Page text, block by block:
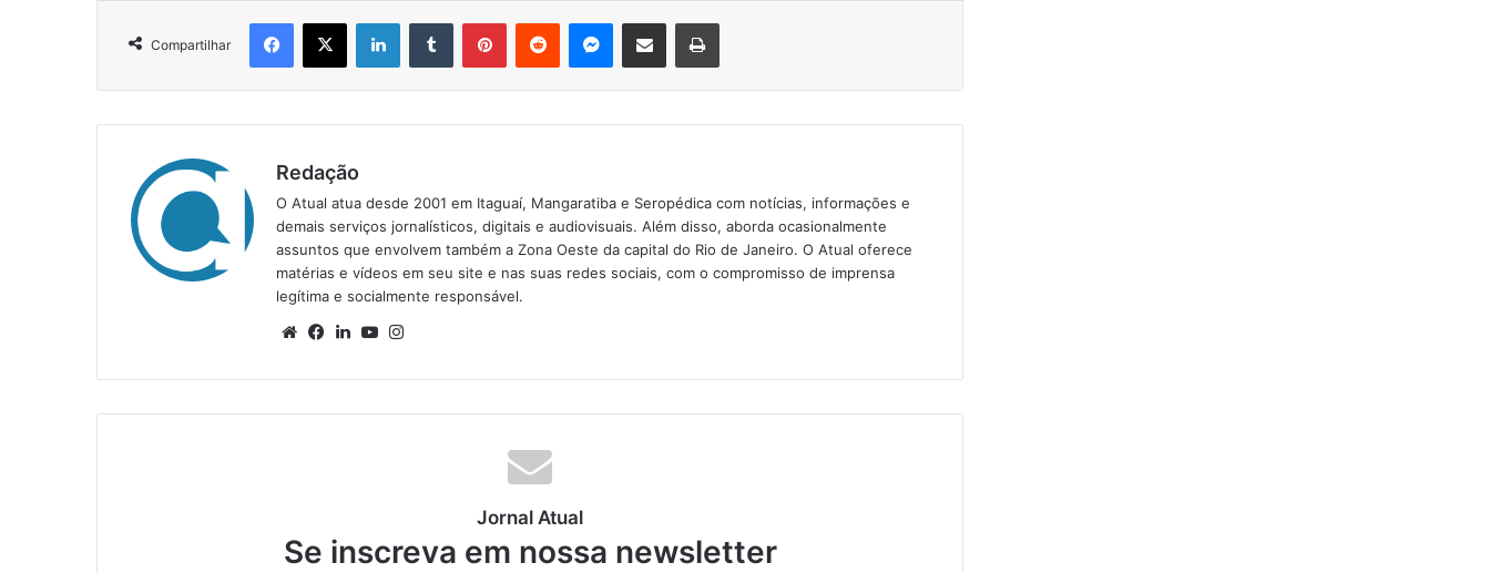
Compartilhar
Redação
O Atual atua desde 2001 em Itaguaí, Mangaratiba e Seropédica com notícias, informações e
demais serviços jornalísticos, digitais e audiovisuais. Além disso, aborda ocasionalmente
assuntos que envolvem também a Zona Oeste da capital do Rio de Janeiro. O Atual oferece
matérias e vídeos em seu site e nas suas redes sociais, com o compromisso de imprensa
legítima e socialmente responsável.
We
te
Fa
bo
ok
Lin
din
Yo
ub
e
ra
m
Jornal Atual
Se inscreva em nossa newsletter